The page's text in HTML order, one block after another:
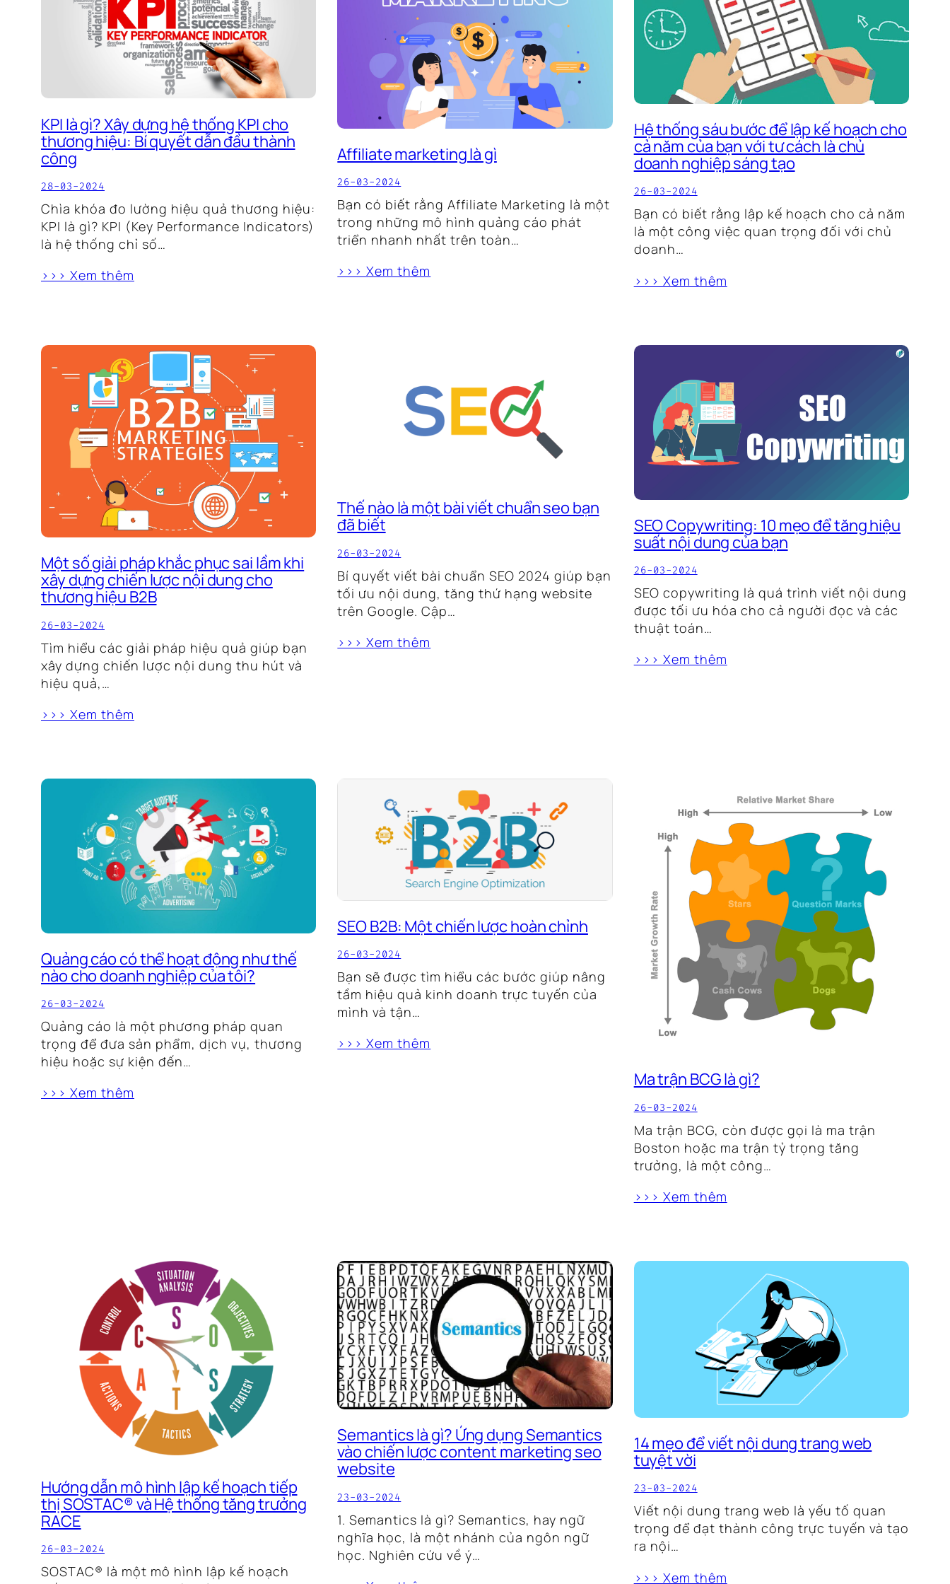
KPI là gì? Xây dựng hệ thống KPI cho
thương hiệu: Bí quyết dẫn đầu thành
công
28-03-2024
Chìa khóa đo lường hiệu quả thương hiệu:
KPI là gì? KPI (Key Performance Indicators)
là hệ thống chỉ số…
>>> Xem thêm
Affiliate marketing là gì
26-03-2024
Bạn có biết rằng Affiliate Marketing là một
trong những mô hình quảng cáo phát
triển nhanh nhất trên toàn…
>>> Xem thêm
Hệ thống sáu bước để lập kế hoạch cho
cả năm của bạn với tư cách là chủ
doanh nghiệp sáng tạo
26-03-2024
Bạn có biết rằng lập kế hoạch cho cả năm
là một công việc quan trọng đối với chủ
doanh…
>>> Xem thêm
Một số giải pháp khắc phục sai lầm khi
xây dựng chiến lược nội dung cho
thương hiệu B2B
26-03-2024
Tìm hiểu các giải pháp hiệu quả giúp bạn
xây dựng chiến lược nội dung thu hút và
hiệu quả,…
>>> Xem thêm
Thế nào là một bài viết chuẩn seo bạn
đã biết
26-03-2024
Bí quyết viết bài chuẩn SEO 2024 giúp bạn
tối ưu nội dung, tăng thứ hạng website
trên Google. Cập…
>>> Xem thêm
SEO Copywriting: 10 mẹo để tăng hiệu
suất nội dung của bạn
26-03-2024
SEO copywriting là quá trình viết nội dung
được tối ưu hóa cho cả người đọc và các
thuật toán…
>>> Xem thêm
Quảng cáo có thể hoạt động như thế
nào cho doanh nghiệp của tôi?
26-03-2024
Quảng cáo là một phương pháp quan
trọng để đưa sản phẩm, dịch vụ, thương
hiệu hoặc sự kiện đến…
>>> Xem thêm
SEO B2B: Một chiến lược hoàn chỉnh
26-03-2024
Bạn sẽ được tìm hiểu các bước giúp nâng
tầm hiệu quả kinh doanh trực tuyến của
mình và tận…
>>> Xem thêm
Ma trận BCG là gì?
26-03-2024
Ma trận BCG, còn được gọi là ma trận
Boston hoặc ma trận tỷ trọng tăng
trưởng, là một công…
>>> Xem thêm
Hướng dẫn mô hình lập kế hoạch tiếp
thị SOSTAC® và Hệ thống tăng trưởng
RACE
26-03-2024
SOSTAC® là một mô hình lập kế hoạch
Semantics là gì? Ứng dụng Semantics
vào chiến lược content marketing seo
website
23-03-2024
1. Semantics là gì? Semantics, hay ngữ
nghĩa học, là một nhánh của ngôn ngữ
học. Nghiên cứu về ý…
14 mẹo để viết nội dung trang web
tuyệt vời
23-03-2024
Viết nội dung trang web là yếu tố quan
trọng để đạt thành công trực tuyến và tạo
ra nội…
>>> Xem thêm